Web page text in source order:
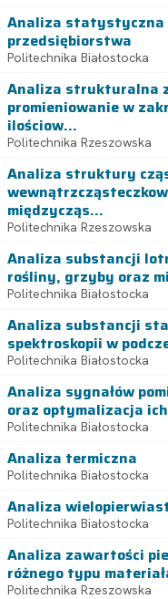
Analiza statystyczna
przedsiębiorstwa
Politechnika Białostocka
Analiza strukturalna
promieniowanie w
ilościow...
Politechnika Rzeszowska
Analiza struktury
międzycząs...
Politechnika Rzeszowska
Analiza substancji
rośliny, grzyby oraz
Politechnika Białostocka
Analiza substancji
spektroskopii w
Politechnika Białostocka
Analiza sygnałów
oraz optymalizacja
Politechnika Białostocka
Analiza termiczna
Politechnika Białostocka
Analiza
Politechnika Białostocka
Analiza zawartości
różnego typu
Politechnika Rzeszowska